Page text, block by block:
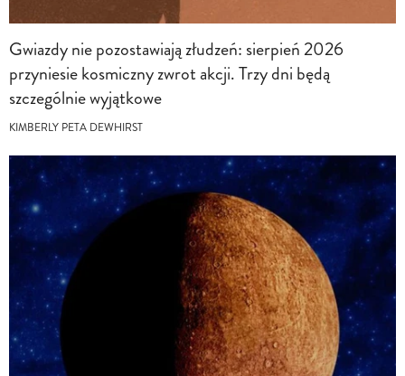
Gwiazdy nie pozostawiają złudzeń: sierpień 2026
przyniesie kosmiczny zwrot akcji. Trzy dni będą
szczególnie wyjątkowe
KIMBERLY PETA DEWHIRST